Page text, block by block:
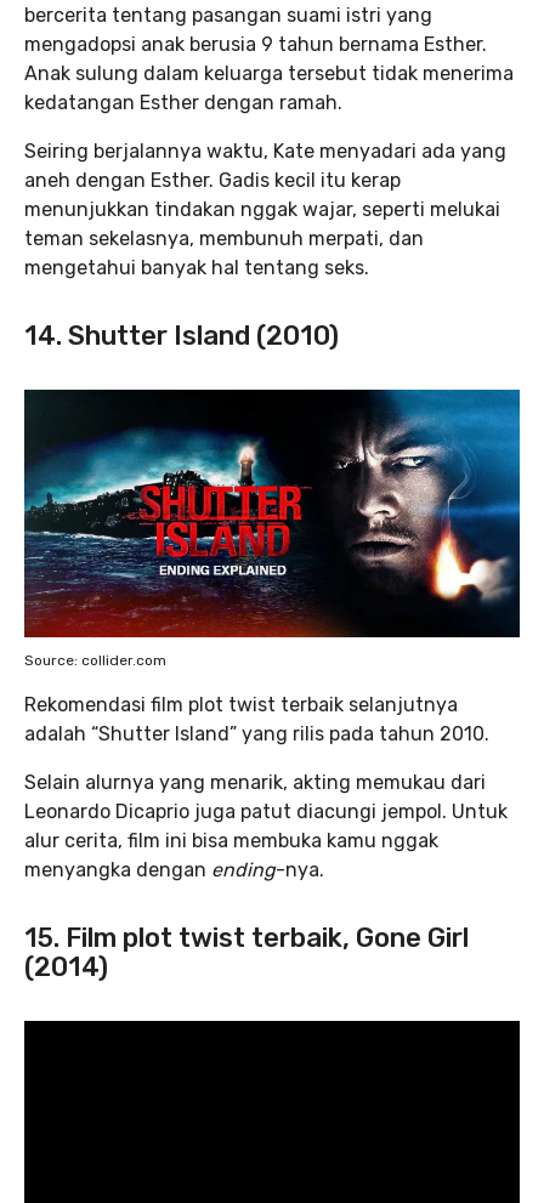
bercerita tentang pasangan suami istri yang
mengadopsi anak berusia 9 tahun bernama Esther.
Anak sulung dalam keluarga tersebut tidak menerima
kedatangan Esther dengan ramah.
Seiring berjalannya waktu, Kate menyadari ada yang
aneh dengan Esther. Gadis kecil itu kerap
menunjukkan tindakan nggak wajar, seperti melukai
teman sekelasnya, membunuh merpati, dan
mengetahui banyak hal tentang seks.
14. Shutter Island (2010)
Source: collider.com
Rekomendasi film plot twist terbaik selanjutnya
adalah “Shutter Island” yang rilis pada tahun 2010.
Selain alurnya yang menarik, akting memukau dari
Leonardo Dicaprio juga patut diacungi jempol. Untuk
alur cerita, film ini bisa membuka kamu nggak
menyangka dengan ending-nya.
15. Film plot twist terbaik, Gone Girl
(2014)